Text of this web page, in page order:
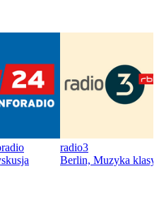
radio3
Berlin, Muzyka